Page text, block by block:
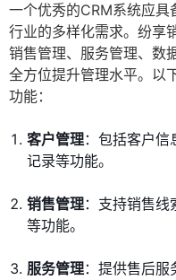
一个优秀的CRM系统应
行业的多样化需求。纷享
销售管理、服务管理、数
全方位提升管理水平。以
功能：
客户管理：包括客户
记录等功能。
销售管理：支持销售
等功能。
服务管理：提供售后